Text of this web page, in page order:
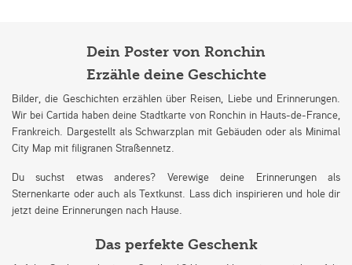
Dein Poster von Ronchin
Erzähle deine Geschichte
Bilder, die Geschichten erzählen über Reisen, Liebe und Erinnerungen.
Wir bei Cartida haben deine Stadtkarte von Ronchin in Hauts-de-France,
Frankreich. Dargestellt als Schwarzplan mit Gebäuden oder als Minimal
City Map mit filigranen Straßennetz.
Du suchst etwas anderes? Verewige deine Erinnerungen als
Sternenkarte oder auch als Textkunst. Lass dich inspirieren und hole dir
jetzt deine Erinnerungen nach Hause.
Das perfekte Geschenk